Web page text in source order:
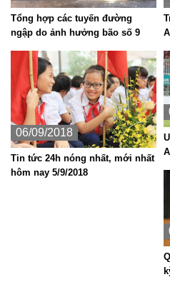
Tổng hợp các tuyến đường
ngập do ảnh hưởng bão số 9
06/09/2018
Tin tức 24h nóng nhất, mới nhất
hôm nay 5/9/2018